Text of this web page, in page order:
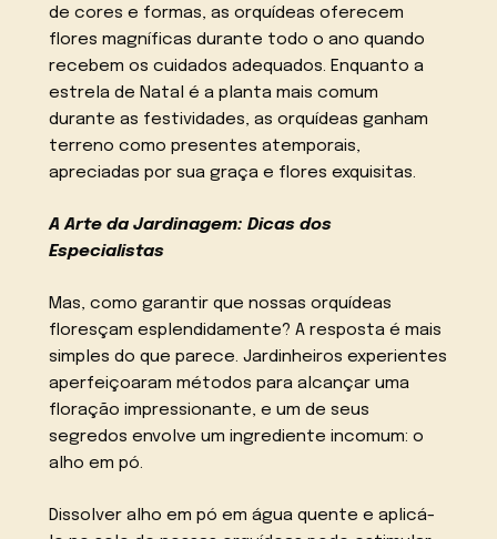
de cores e formas, as orquídeas oferecem
flores magníficas durante todo o ano quando
recebem os cuidados adequados. Enquanto a
estrela de Natal é a planta mais comum
durante as festividades, as orquídeas ganham
terreno como presentes atemporais,
apreciadas por sua graça e flores exquisitas.
A Arte da Jardinagem: Dicas dos
Especialistas
Mas, como garantir que nossas orquídeas
floresçam esplendidamente? A resposta é mais
simples do que parece. Jardinheiros experientes
aperfeiçoaram métodos para alcançar uma
floração impressionante, e um de seus
segredos envolve um ingrediente incomum: o
alho em pó.
Dissolver alho em pó em água quente e aplicá-